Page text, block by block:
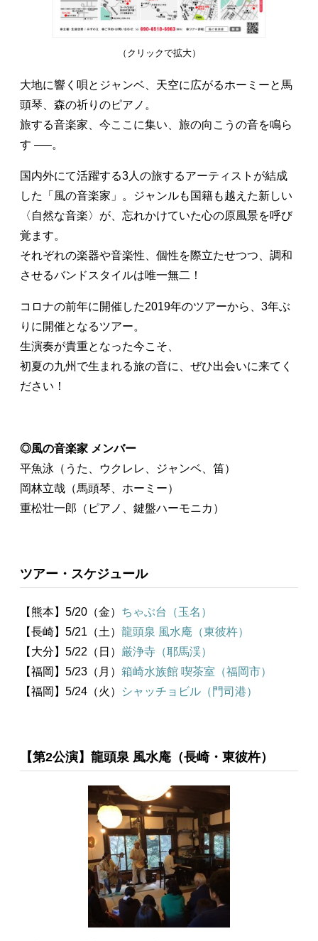
（クリックで拡大）
大地に響く唄とジャンベ、天空に広がるホーミーと馬
頭琴、森の祈りのピアノ。
旅する音楽家、今ここに集い、旅の向こうの音を鳴ら
す —–。
国内外にて活躍する3人の旅するアーティストが結成
した「風の音楽家」。ジャンルも国籍も越えた新しい
〈自然な音楽〉が、忘れかけていた心の原風景を呼び
覚ます。
それぞれの楽器や音楽性、個性を際立たせつつ、調和
させるバンドスタイルは唯一無二！
コロナの前年に開催した2019年のツアーから、3年ぶ
りに開催となるツアー。
生演奏が貴重となった今こそ、
初夏の九州で生まれる旅の音に、ぜひ出会いに来てく
ださい！
◎風の音楽家 メンバー
平魚泳（うた、ウクレレ、ジャンベ、笛）
岡林立哉（馬頭琴、ホーミー）
重松壮一郎（ピアノ、鍵盤ハーモニカ）
ツアー・スケジュール
【熊本】5/20（金） ちゃぶ台（玉名）
【長崎】5/21（土） 龍頭泉 風水庵（東彼杵）
【大分】5/22（日） 厳浄寺（耶馬渓）
【福岡】5/23（月） 箱崎水族館 喫茶室（福岡市）
【福岡】5/24（火）
シャッチョビル（門司港）
【第2公演】龍頭泉 風水庵（長崎・東彼杵）